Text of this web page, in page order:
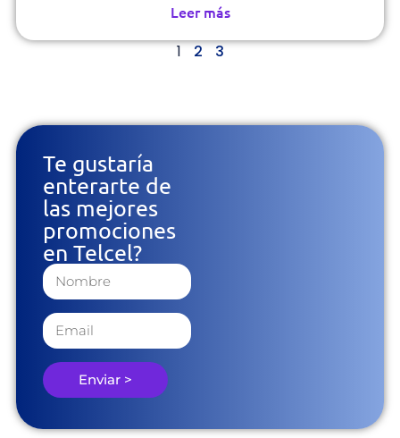
Leer más
1 2 3
Te gustaría
enterarte de
las mejores
promociones
en Telcel?
Enviar >